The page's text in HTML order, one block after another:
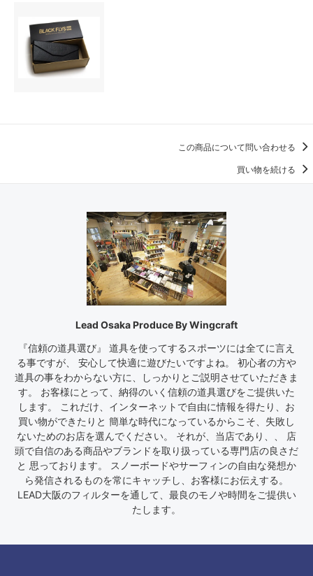
この商品について問い合わせる
買い物を続ける
Lead Osaka Produce By Wingcraft
『信頼の道具選び』 道具を使ってするスポーツには全てに言え
る事ですが、 安心して快適に遊びたいですよね。 初心者の方や
道具の事をわからない方に、しっかりとご説明させていただきま
す。 お客様にとって、納得のいく信頼の道具選びをご提供いた
します。 これだけ、インターネットで自由に情報を得たり、お
買い物ができたりと 簡単な時代になっているからこそ、失敗し
ないためのお店を選んでください。 それが、当店であり、、 店
頭で自信のある商品やブランドを取り扱っている専門店の良さだ
と 思っております。 スノーボードやサーフィンの自由な発想か
ら発信されるものを常にキャッチし、お客様にお伝えする。
LEAD大阪のフィルターを通して、最良のモノや時間をご提供い
たします。